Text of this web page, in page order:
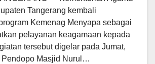
Tangerang kembali
Kemenag Menyapa sebagai
pelayanan keagamaan kepada
tersebut digelar pada Jumat,
Pendopo Masjid Nurul…